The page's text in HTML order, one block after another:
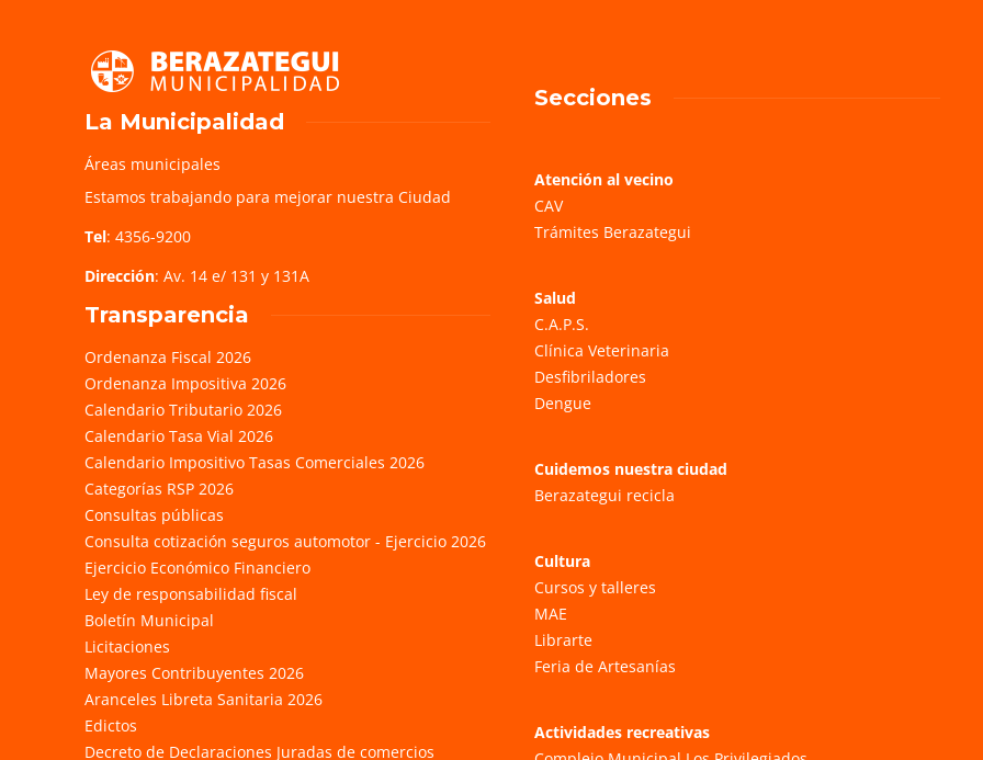
La Municipalidad
Áreas municipales
Estamos trabajando para mejorar nuestra Ciudad
Tel: 4356-9200
Dirección: Av. 14 e/ 131 y 131A
Transparencia
Ordenanza Fiscal 2026
Ordenanza Impositiva 2026
Calendario Tributario 2026
Calendario Tasa Vial 2026
Calendario Impositivo Tasas Comerciales 2026
Categorías RSP 2026
Consultas públicas
Consulta cotización seguros automotor - Ejercicio 2026
Ejercicio Económico Financiero
Ley de responsabilidad fiscal
Boletín Municipal
Licitaciones
Mayores Contribuyentes 2026
Aranceles Libreta Sanitaria 2026
Edictos
Decreto de Declaraciones Juradas de comercios
Secciones
Atención al vecino
CAV
Trámites Berazategui
Salud
C.A.P.S.
Clínica Veterinaria
Desfibriladores
Dengue
Cuidemos nuestra ciudad
Berazategui recicla
Cultura
Cursos y talleres
MAE
Librarte
Feria de Artesanías
Actividades recreativas